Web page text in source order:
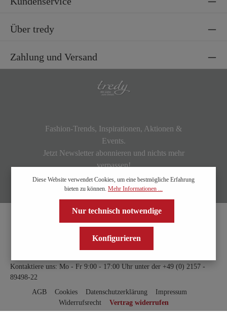
Über tredy
Zahlung und Versand
Fashion-Trends, Inspirationen, Aktionen &
Events.
Jetzt Newsletter abonnieren und nichts mehr
verpassen!
Kontaktiere uns: Mo - Fr 9:00 - 17:00 Uhr unter der +49 (0) 2157 -
89498-22
AGB
Cookies Datenschutzerklärung
Impressum
Widerrufsrecht
Vertrag widerrufen
Diese Website verwendet Cookies, um eine bestmögliche Erfahrung
bieten zu können. Mehr Informationen ...
Nur technisch notwendige
Konfigurieren